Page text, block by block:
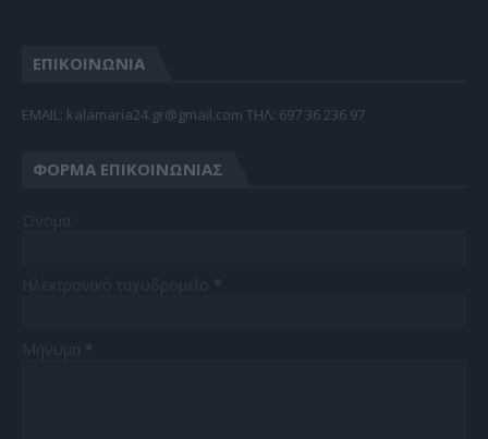
ΕΠΙΚΟΙΝΩΝΙΑ
EMAIL: kalamaria24.gr@gmail.com TΗΛ: 697 36 236 97
ΦΌΡΜΑ ΕΠΙΚΟΙΝΩΝΊΑΣ